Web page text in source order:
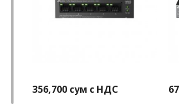
356,700 сум с НДС